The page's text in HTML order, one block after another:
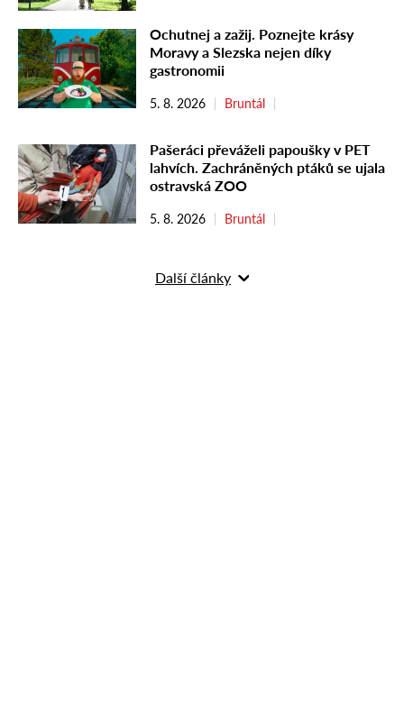
Ochutnej a zažij. Poznejte krásy
Moravy a Slezska nejen díky
gastronomii
5. 8. 2026 Bruntál
Pašeráci převáželi papoušky v PET
lahvích. Zachráněných ptáků se ujala
ostravská ZOO
5. 8. 2026 Bruntál
Další články